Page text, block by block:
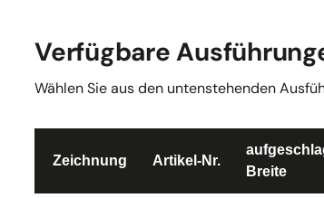
Verfügbare
Wählen Sie aus den untenstehenden
Zeichnung Artikel-Nr.
Breite